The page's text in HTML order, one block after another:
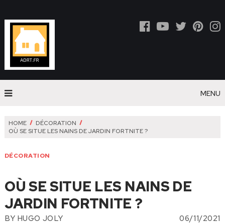
MENU
HOME
DÉCORATION
OÙ SE SITUE LES NAINS DE JARDIN FORTNITE ?
DÉCORATION
OÙ SE SITUE LES NAINS DE
JARDIN FORTNITE ?
BY HUGO JOLY 06/11/2021